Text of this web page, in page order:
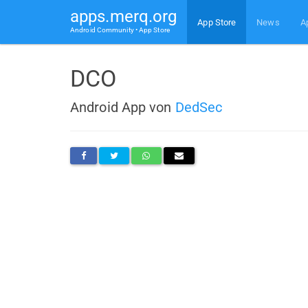
apps.merq.org
Android Community • App Store
App Store News
DCO
Android App von DedSec